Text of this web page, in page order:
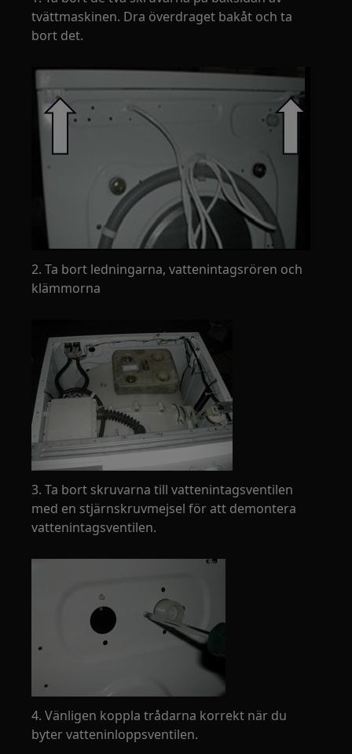
tvättmaskinen. Dra överdraget bakåt och ta
bort det.
2. Ta bort ledningarna, vattenintagsrören och
klämmorna
3. Ta bort skruvarna till vattenintagsventilen
med en stjärnskruvmejsel för att demontera
vattenintagsventilen.
4. Vänligen koppla trådarna korrekt när du
byter vatteninloppsventilen.